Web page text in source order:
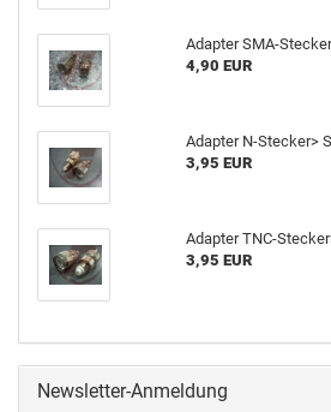
Adapter SMA-
4,90 EUR
Adapter N-Stecker>
3,95 EUR
Adapter TNC-
3,95 EUR
Newsletter-Anmeldung